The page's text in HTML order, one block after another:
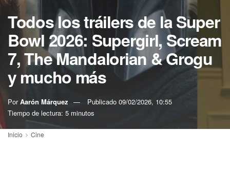
Todos los tráilers de la Super
Bowl 2026: Supergirl, Scream
7, The Mandalorian & Grogu
y mucho más
Por Aarón Márquez Publicado 09/02/2026, 10:55
Tiempo de lectura: 5 minutos
Inicio Cine